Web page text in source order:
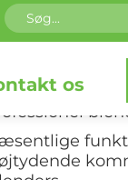
os
den rigtige